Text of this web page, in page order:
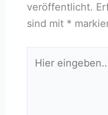
veröffentlicht.
sind mit *
eingeben…